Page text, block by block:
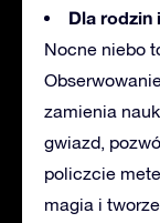
Dla rodzin
Nocne niebo
zamienia
gwiazd,
policzcie
magia i